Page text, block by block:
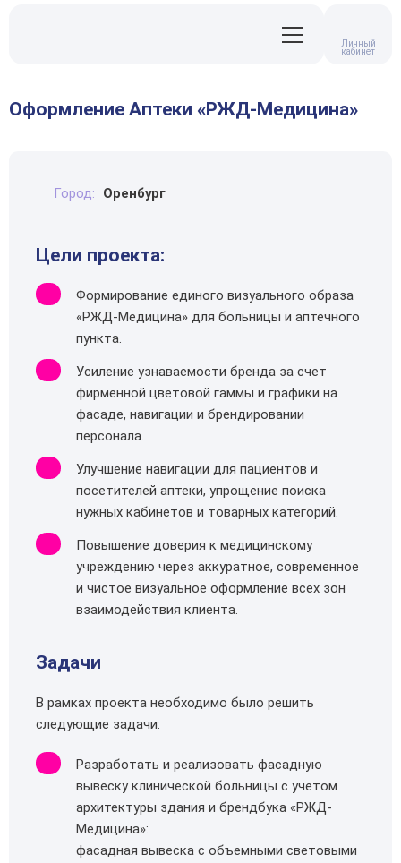
Личный
кабинет
Оформление Аптеки «РЖД-Медицина»
Город: Оренбург
Цели проекта:
Формирование единого визуального образа
«РЖД-Медицина» для больницы и аптечного
пункта.
Усиление узнаваемости бренда за счет
фирменной цветовой гаммы и графики на
фасаде, навигации и брендировании
персонала.
Улучшение навигации для пациентов и
посетителей аптеки, упрощение поиска
нужных кабинетов и товарных категорий.
Повышение доверия к медицинскому
учреждению через аккуратное, современное
и чистое визуальное оформление всех зон
взаимодействия клиента.
Задачи
В рамках проекта необходимо было решить
следующие задачи:
Разработать и реализовать фасадную
вывеску клинической больницы с учетом
архитектуры здания и брендбука «РЖД-
Медицина»:
фасадная вывеска с объемными световыми